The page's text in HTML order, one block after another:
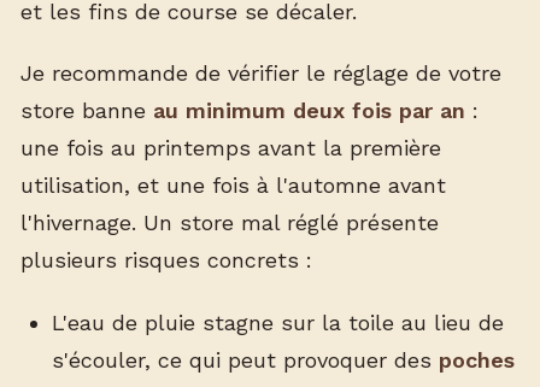
et les fins de course se décaler.
Je recommande de vérifier le réglage de votre
store banne au minimum deux fois par an :
une fois au printemps avant la première
utilisation, et une fois à l'automne avant
l'hivernage. Un store mal réglé présente
plusieurs risques concrets :
L'eau de pluie stagne sur la toile au lieu de
s'écouler, ce qui peut provoquer des poches